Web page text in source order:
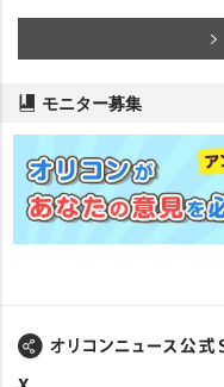
モニター募集